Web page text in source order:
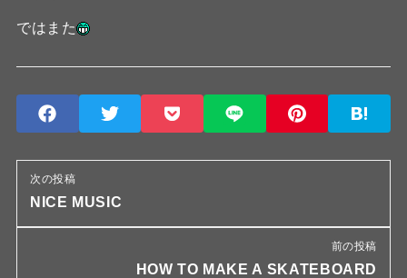
ではまた
次の投稿
NICE MUSIC
前の投稿
HOW TO MAKE A SKATEBOARD